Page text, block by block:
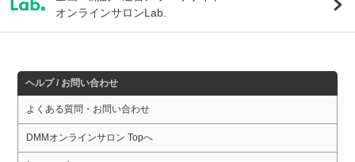
オンラインサロンLab.
ヘルプ / お問い合わせ
よくある質問・お問い合わせ
DMMオンラインサロン Topへ